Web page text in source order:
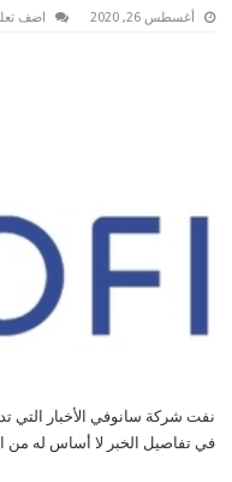
أغسطس 26, 2020 اضف
نفت شركة سانوفي الأخبار التي
في تفاصيل الخبر لا أساس له